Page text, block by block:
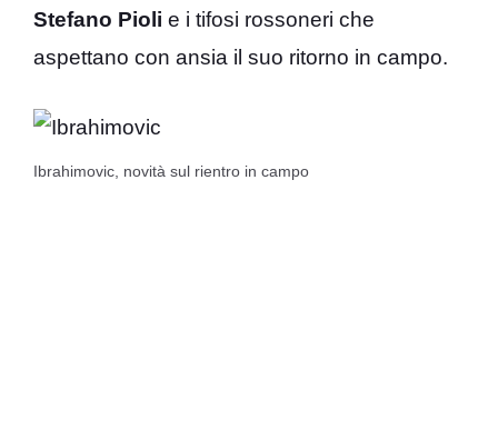
Stefano Pioli e i tifosi rossoneri che
aspettano con ansia il suo ritorno in campo.
Ibrahimovic, novità sul rientro in campo